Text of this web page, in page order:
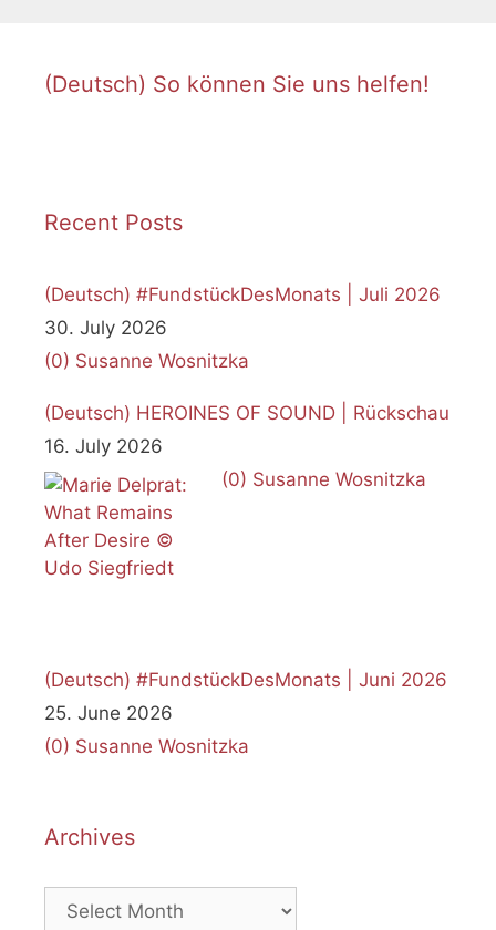
(Deutsch) So können Sie uns helfen!
Recent Posts
(Deutsch) #FundstückDesMonats | Juli 2026
30. July 2026
(0) Susanne Wosnitzka
(Deutsch) HEROINES OF SOUND | Rückschau
16. July 2026
(0) Susanne Wosnitzka
(Deutsch) #FundstückDesMonats | Juni 2026
25. June 2026
(0) Susanne Wosnitzka
Archives
Archives